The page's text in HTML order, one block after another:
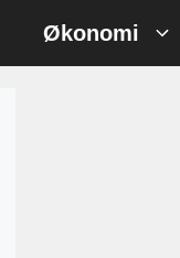
Økonomi